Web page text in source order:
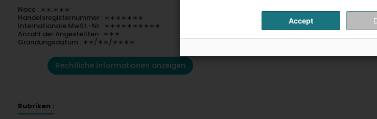
Nace : ∗∗.∗∗∗
Handelsregisternummer : ∗∗∗∗∗∗∗
Internationale MwSt.-Nr : ∗∗∗∗∗∗∗∗∗∗
Anzahl der Angestellten : ∗∗∗
Gründungsdatum : ∗∗/∗∗/∗∗∗∗
Rechtliche Informationen anzeigen
Rubriken :
Accept